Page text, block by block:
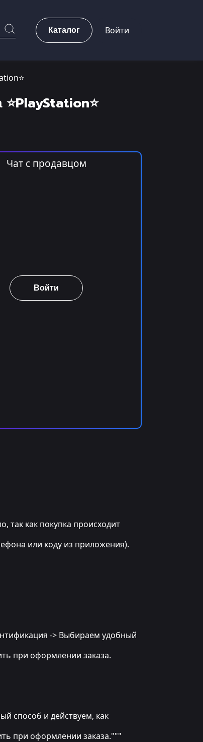
Каталог Войти
Чат с продавцом
Войти
так как покупка происходит
или коду из приложения).
-> Выбираем удобный
при оформлении заказа.
способ и действуем, как
при оформлении заказа."""